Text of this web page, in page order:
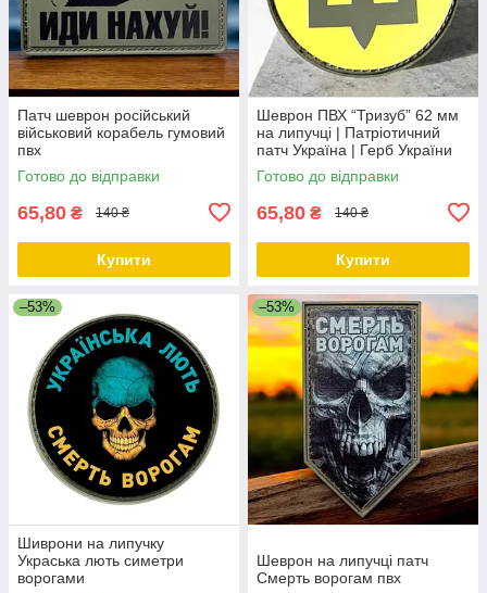
Патч шеврон російський
військовий корабель гумовий
пвх
Готово до відправки
65,80 ₴ 140 ₴
Купити
Шеврон ПВХ “Тризуб” 62 мм
на липучці | Патріотичний
патч Україна | Герб України
Готово до відправки
65,80 ₴ 140 ₴
Купити
–53%
Шиврони на липучку
Украська лють симетри
ворогами
–53%
Шеврон на липучці патч
Смерть ворогам пвх